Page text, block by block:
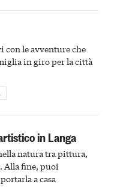
con le avventure che
in giro per la città
in Langa
natura tra pittura,
Alla fine, puoi
a casa